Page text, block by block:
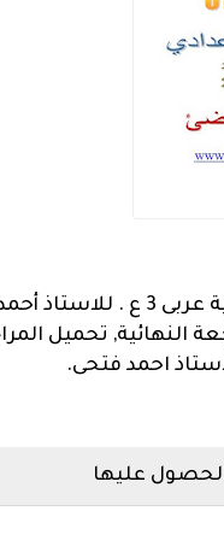
موقع الطريق المضئ ينشر لكم تحميل المراجعة
النهائية, تحميل
احمد فتحى.
عليها